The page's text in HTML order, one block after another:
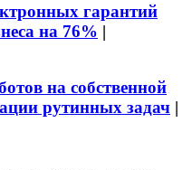
гарантий
на 76% |
на собственной
рутинных задач |